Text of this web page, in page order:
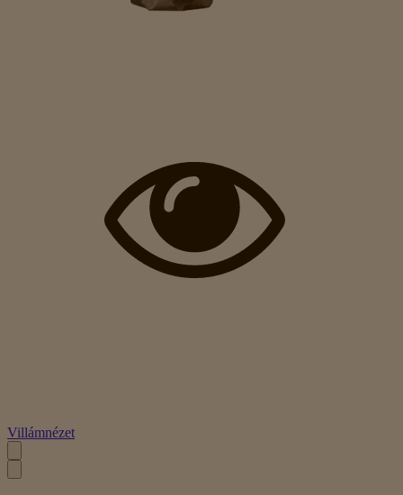
Villámnézet